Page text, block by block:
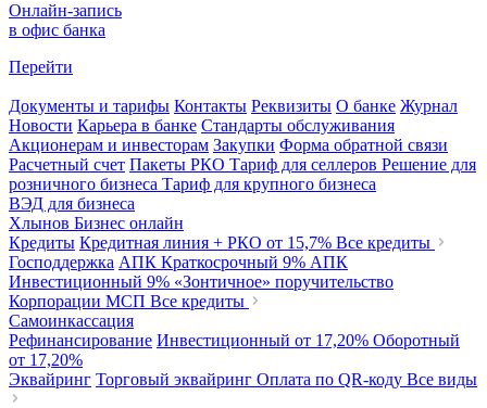
Онлайн-запись
в офис банка
Перейти
Документы и тарифы Контакты Реквизиты О банке Журнал
Новости Карьера в банке Стандарты обслуживания
Акционерам и инвесторам Закупки Форма обратной связи
Расчетный счет Пакеты РКО Тариф для селлеров Решение для
розничного бизнеса Тариф для крупного бизнеса
ВЭД для бизнеса
Хлынов Бизнес онлайн
Кредиты Кредитная линия + РКО от 15,7% Все кредиты
Господдержка АПК Краткосрочный 9% АПК
Инвестиционный 9% «Зонтичное» поручительство
Корпорации МСП Все кредиты
Самоинкассация
Рефинансирование Инвестиционный от 17,20% Оборотный
от 17,20%
Эквайринг Торговый эквайринг Оплата по QR-коду Все виды